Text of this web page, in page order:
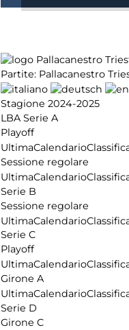
Partite: Pallacanestro
Stagione 2024-2025
LBA Serie A
Playoff
UltimaCalendario
Sessione regolare
UltimaCalendario
Serie B
Sessione regolare
UltimaCalendario
Serie C
Playoff
UltimaCalendario
Girone A
UltimaCalendario
Serie D
Girone C